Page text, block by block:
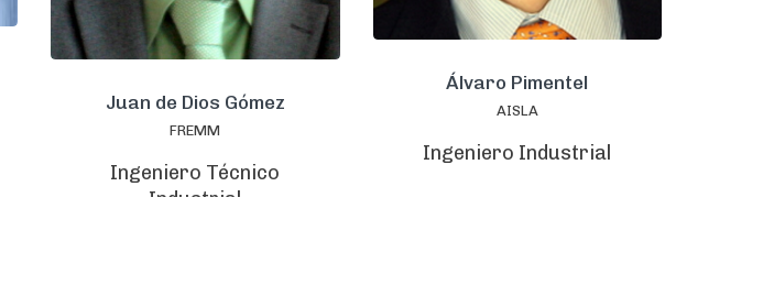
Juan de Dios Gómez
FREMM
Ingeniero Técnico
Industrial
Álvaro Pimentel
AISLA
Ingeniero Industrial